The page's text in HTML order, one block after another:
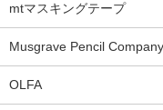
mtマスキングテープ
Musgrave Pencil Company
OLFA